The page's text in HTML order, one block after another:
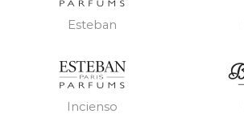
Esteban
Incienso